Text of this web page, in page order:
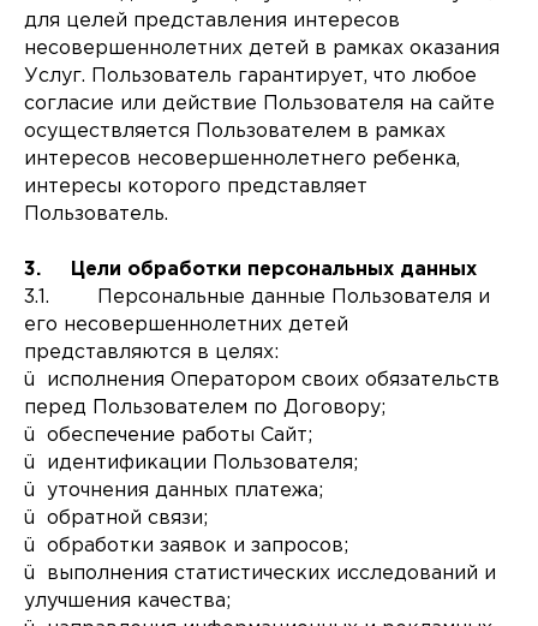
для целей представления интересов
несовершеннолетних детей в рамках оказания
Услуг. Пользователь гарантирует, что любое
согласие или действие Пользователя на сайте
осуществляется Пользователем в рамках
интересов несовершеннолетнего ребенка,
интересы которого представляет
Пользователь.
3. Цели обработки персональных данных
3.1. Персональные данные Пользователя и
его несовершеннолетних детей
представляются в целях:
ü исполнения Оператором своих обязательств
перед Пользователем по Договору;
ü обеспечение работы Сайт;
ü идентификации Пользователя;
ü уточнения данных платежа;
ü обратной связи;
ü обработки заявок и запросов;
ü выполнения статистических исследований и
улучшения качества;